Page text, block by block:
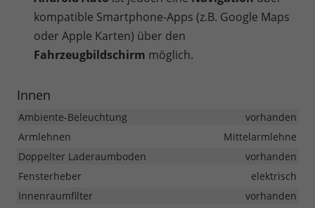
kompatible Smartphone-Apps (z.B. Google Maps
oder Apple Karten) über den
Fahrzeugbildschirm möglich.
Innen
Ambiente-Beleuchtung
vorhanden
Armlehnen
Mittelarmlehne
Doppelter Laderaumboden
vorhanden
Fensterheber
elektrisch
Innenraumfilter
vorhanden